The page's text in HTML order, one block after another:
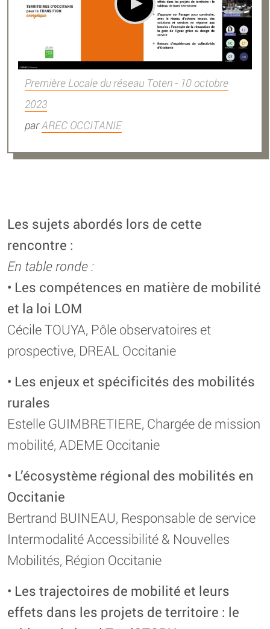
Première Locale du réseau Toten - 10 octobre
2023
parAREC OCCITANIE
Les sujets abordés lors de cette
rencontre :
En table ronde :
• Les compétences en matière de mobilité
et la loi LOM
Cécile TOUYA, Pôle observatoires et
prospective, DREAL Occitanie
• Les enjeux et spécificités des mobilités
rurales
Estelle GUIMBRETIERE, Chargée de mission
mobilité, ADEME Occitanie
• L’écosystème régional des mobilités en
Occitanie
Bertrand BUINEAU, Responsable de service
Intermodalité Accessibilité & Nouvelles
Mobilités, Région Occitanie
• Les trajectoires de mobilité et leurs
effets dans les projets de territoire : le